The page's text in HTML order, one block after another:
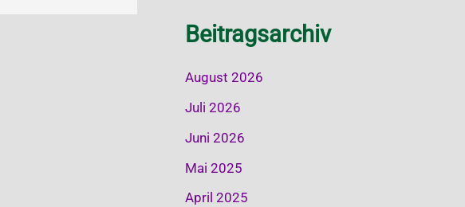
Beitragsarchiv
August 2026
Juli 2026
Juni 2026
Mai 2025
April 2025